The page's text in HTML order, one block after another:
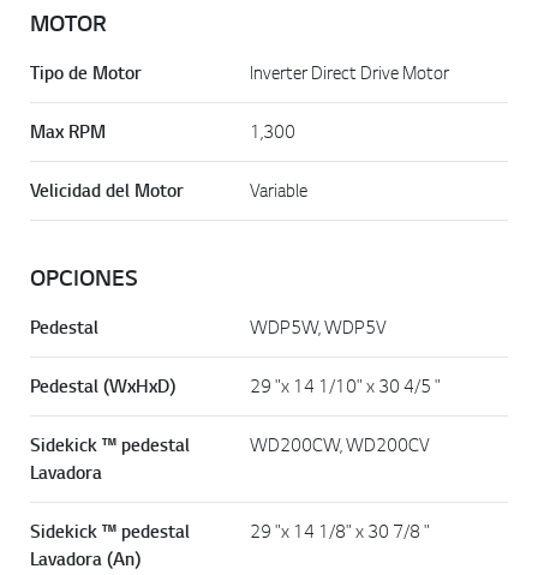
a
c
e
n
l
a
m
i
s
m
a
g
n
a
.
MOTOR
Tipo de Motor Inverter Direct Drive Motor
Max RPM 1,300
Velicidad del Motor Variable
OPCIONES
Pedestal WDP5W, WDP5V
Pedestal (WxHxD) 29 "x 14 1/10" x 30 4/5 "
Sidekick ™ pedestal
Lavadora
WD200CW, WD200CV
Sidekick ™ pedestal
Lavadora (An)
29 "x 14 1/8" x 30 7/8 "